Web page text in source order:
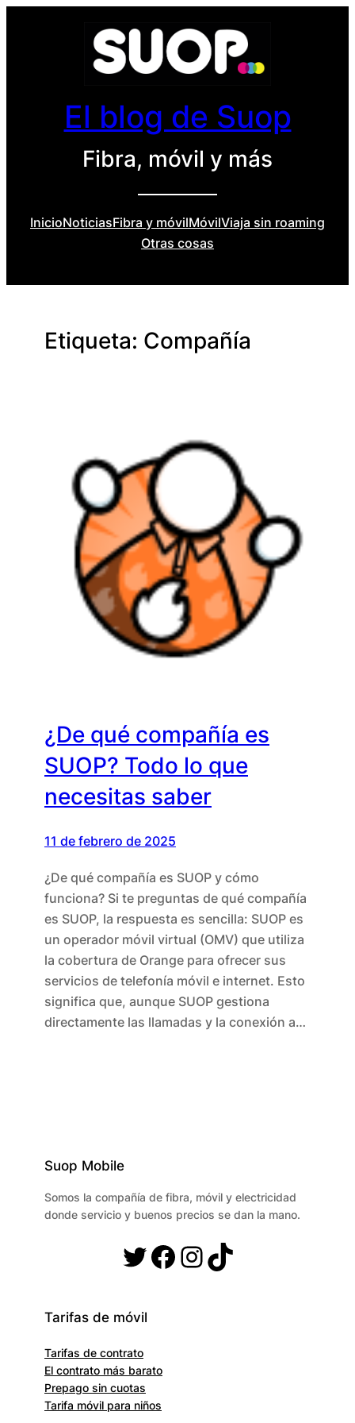
El blog de Suop
Fibra, móvil y más
InicioNoticiasFibra y móvilMóvilViaja sin roaming
Otras cosas
Etiqueta: Compañía
¿De qué compañía es
SUOP? Todo lo que
necesitas saber
11 de febrero de 2025
¿De qué compañía es SUOP y cómo
funciona? Si te preguntas de qué compañía
es SUOP, la respuesta es sencilla: SUOP es
un operador móvil virtual (OMV) que utiliza
la cobertura de Orange para ofrecer sus
servicios de telefonía móvil e internet. Esto
significa que, aunque SUOP gestiona
directamente las llamadas y la conexión a…
Suop Mobile
Somos la compañía de fibra, móvil y electricidad
donde servicio y buenos precios se dan la mano.
Twitter Facebook InstagramTikTok
Tarifas de móvil
Tarifas de contrato
El contrato más barato
Prepago sin cuotas
Tarifa móvil para niños